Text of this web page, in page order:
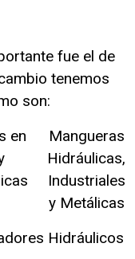
fue el de
tenemos
son:
en
Mangueras
Hidráulicas,
Industriales
y Metálicas
Hidráulicos